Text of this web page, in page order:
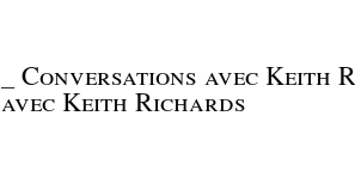
Conversations avec Keith
avec Keith Richards